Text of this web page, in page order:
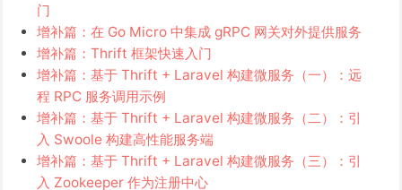
门
增补篇：在 Go Micro 中集成 gRPC 网关对外提供服务
增补篇：Thrift 框架快速入门
增补篇：基于 Thrift + Laravel 构建微服务（一）：远
程 RPC 服务调用示例
增补篇：基于 Thrift + Laravel 构建微服务（二）：引
入 Swoole 构建高性能服务端
增补篇：基于 Thrift + Laravel 构建微服务（三）：引
入 Zookeeper 作为注册中心